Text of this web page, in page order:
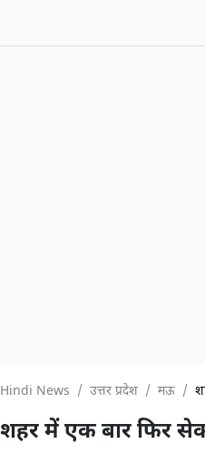
Hindi News उत्तर प्रदेश मऊ
शहर में एक बार फिर